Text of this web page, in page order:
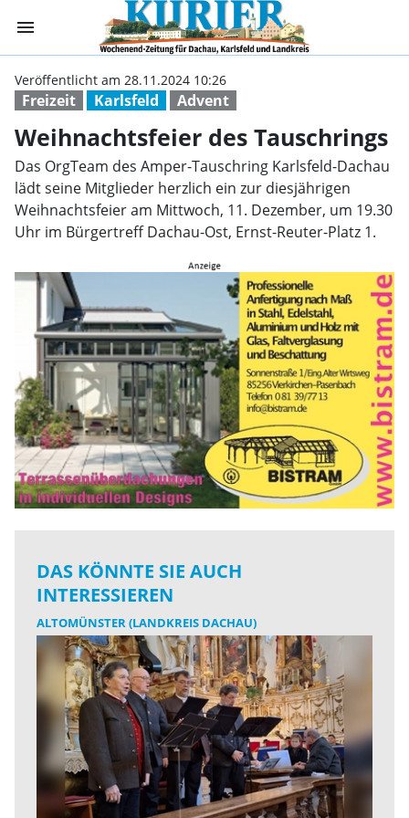
menu
Freizeit Karlsfeld Advent
Veröffentlicht am 28.11.2024 10:26
Weihnachtsfeier des Tauschrings
Das OrgTeam des Amper-Tauschring Karlsfeld-Dachau
lädt seine Mitglieder herzlich ein zur diesjährigen
Weihnachtsfeier am Mittwoch, 11. Dezember, um 19.30
Uhr im Bürgertreff Dachau-Ost, Ernst-Reuter-Platz 1.
DAS KÖNNTE SIE AUCH
INTERESSIEREN
ALTOMÜNSTER (LANDKREIS DACHAU)